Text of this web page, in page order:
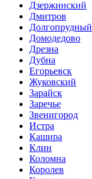
Дзержинский
Дмитров
Долгопрудный
Домодедово
Дрезна
Дубна
Егорьевск
Жуковский
Зарайск
Заречье
Звенигород
Истра
Кашира
Клин
Коломна
Королев